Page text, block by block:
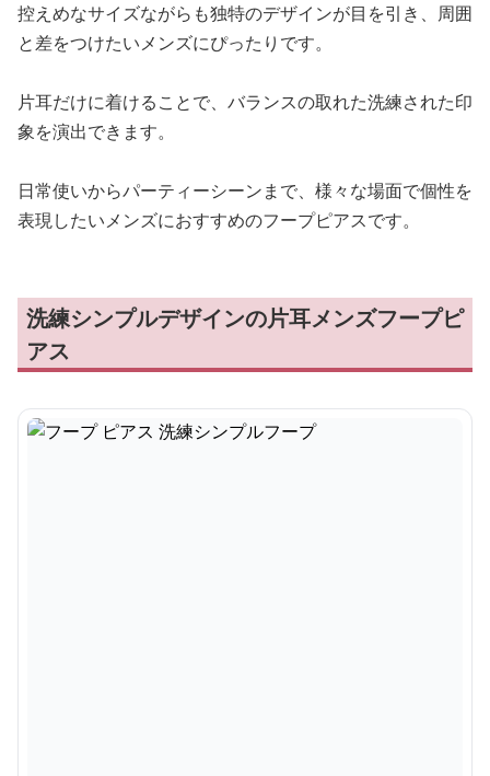
控えめなサイズながらも独特のデザインが目を引き、周囲
と差をつけたいメンズにぴったりです。
片耳だけに着けることで、バランスの取れた洗練された印
象を演出できます。
日常使いからパーティーシーンまで、様々な場面で個性を
表現したいメンズにおすすめのフープピアスです。
洗練シンプルデザインの片耳メンズフープピ
アス